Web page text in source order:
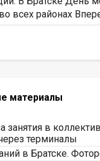
всех районах
материалы
занятия в
терминалы
в Братске.